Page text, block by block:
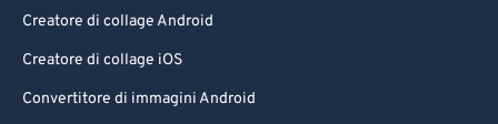
Creatore di collage Android
Creatore di collage iOS
Convertitore di immagini Android